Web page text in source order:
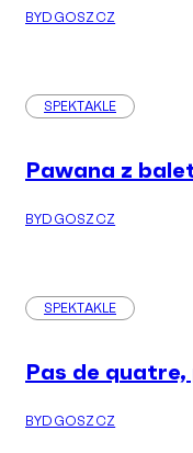
BYDGOSZCZ
SPEKTAKLE
Pawana z
BYDGOSZCZ
SPEKTAKLE
Pas de
BYDGOSZCZ